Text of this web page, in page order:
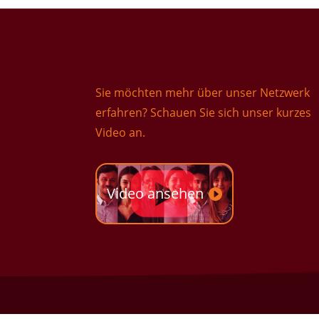
Sie möchten mehr über unser Netzwerk
erfahren? Schauen Sie sich unser kurzes
Video an.
Video ansehen